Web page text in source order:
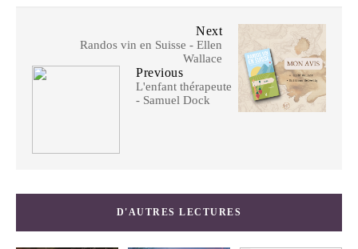
Next
Randos vin en Suisse - Ellen
Wallace
Previous
L'enfant thérapeute
- Samuel Dock
D'AUTRES LECTURES